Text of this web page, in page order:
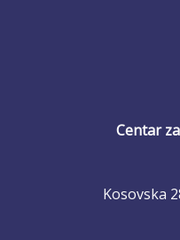
Centar
Kosovska